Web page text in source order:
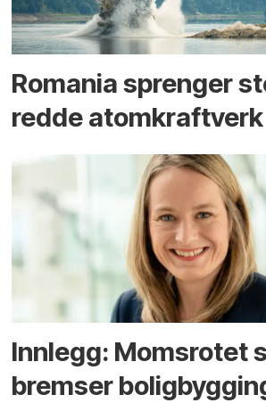
Romania sprenger
redde atomkraftverk
Innlegg: Moms­rotet
bremser